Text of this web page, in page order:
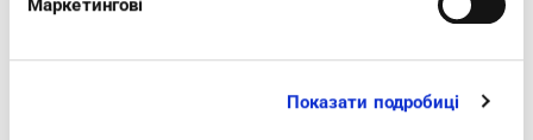
Маркетингові
Показати подробиці